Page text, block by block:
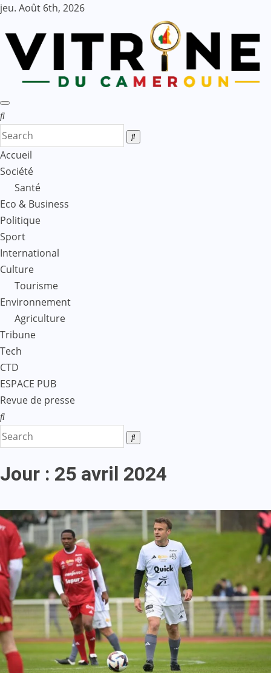
Skip
content
jeu. Août 6th, 2026
Accueil
Société
Santé
Eco & Business
Politique
Sport
International
Culture
Tourisme
Environnement
Agriculture
Tribune
Tech
CTD
ESPACE PUB
Revue de presse
Jour : 25 avril 2024